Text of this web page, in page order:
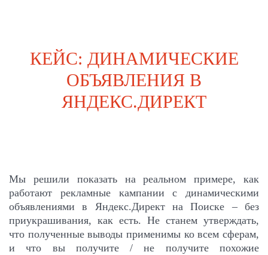
КЕЙС: ДИНАМИЧЕСКИЕ
ОБЪЯВЛЕНИЯ В
ЯНДЕКС.ДИРЕКТ
Мы решили показать на реальном примере, как
работают рекламные кампании с динамическими
объявлениями в Яндекс.Директ на Поиске – без
приукрашивания, как есть. Не станем утверждать,
что полученные выводы применимы ко всем сферам,
и что вы получите / не получите похожие